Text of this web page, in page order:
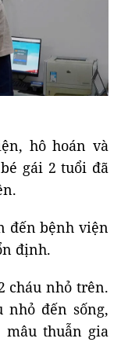
hô hoán và
gái 2 tuổi đã
đến bệnh viện
định.
cháu nhỏ trên.
nhỏ đến sống,
thuẫn gia